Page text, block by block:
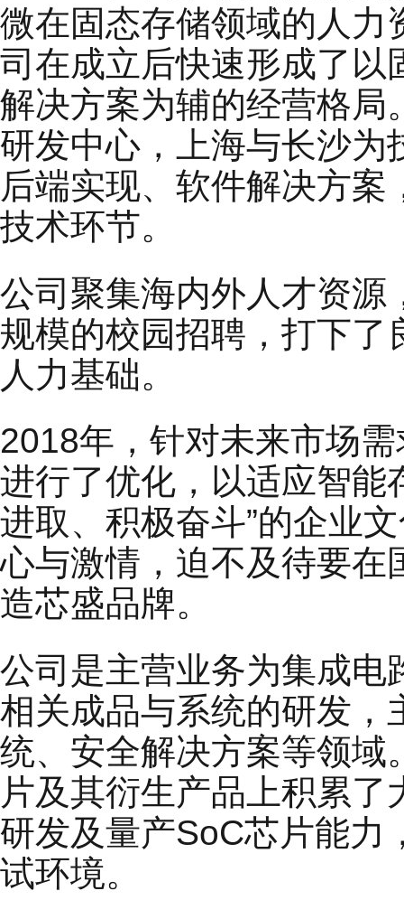
微在固态存储领域的人力
司在成立后快速形成了以
解决方案为辅的经营格局
研发中心，上海与长沙为
后端实现、软件解决方
技术环节。
公司聚集海内外人才资源
规模的校园招聘，打下了
人力基础。
2018年，针对未来市场
进行了优化，以适应智能
进取、积极奋斗”的企业
心与激情，迫不及待要在
造芯盛品牌。
公司是主营业务为集成电
相关成品与系统的研发，
统、安全解决方案等领域
片及其衍生产品上积累
研发及量产SoC芯片能力
试环境。